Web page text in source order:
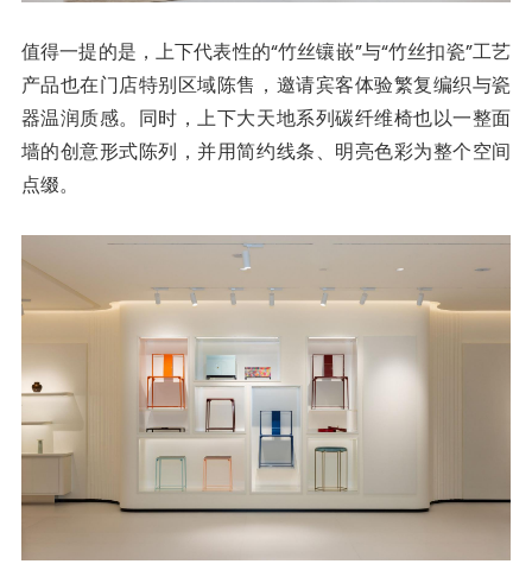
值得一提的是，上下代表性的“竹丝镶嵌”与“竹丝扣瓷”工艺
产品也在门店特别区域陈售，邀请宾客体验繁复编织与瓷
器温润质感。同时，上下大天地系列碳纤维椅也以一整面
墙的创意形式陈列，并用简约线条、明亮色彩为整个空间
点缀。